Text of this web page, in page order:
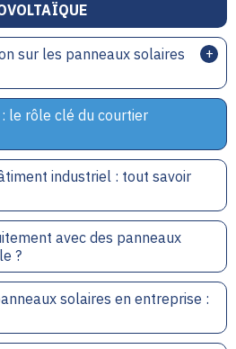
sur les panneaux solaires
le rôle clé du courtier
industriel : tout savoir
avec des panneaux
?
solaires en entreprise :